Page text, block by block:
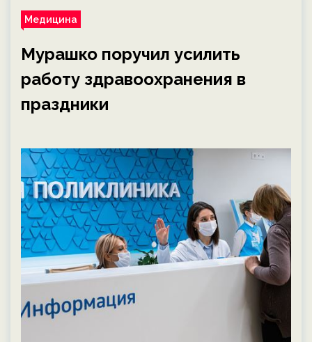
Медицина
Мурашко поручил усилить
работу здравоохранения в
праздники